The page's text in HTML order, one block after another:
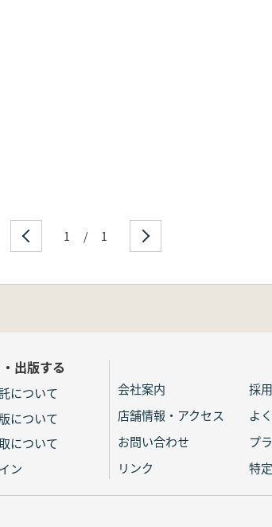
1 / 1
出版する
について
について
について
ン
会社案内
採
店舗情報・アクセス
よ
お問い合わせ
プ
リンク
特